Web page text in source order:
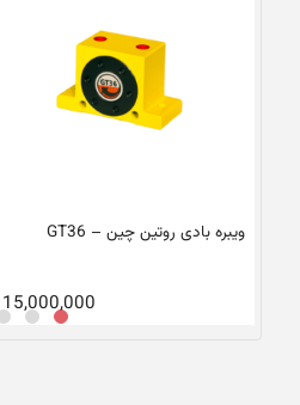
ویبره بادی روتین چین – GT36
15,000,000